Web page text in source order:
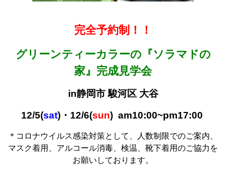
完全予約制！！
グリーンティーカラーの『ソラマドの
家』完成見学会
in静岡市 駿河区 大谷
12/5(sat)・12/6(sun) am10:00~pm17:00
＊コロナウイルス感染対策として、人数制限でのご案内、
マスク着用、アルコール消毒、検温、靴下着用のご協力を
お願いしております。